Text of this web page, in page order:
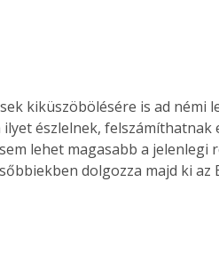
kiküszöbölésére is ad némi
észlelnek, felszámíthatnak
lehet magasabb a jelenlegi
dolgozza majd ki az